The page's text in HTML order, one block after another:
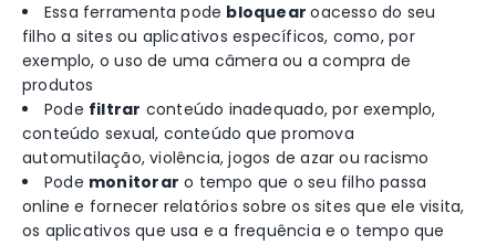
Essa ferramenta pode bloquearoacesso do seu
filho a sites ou aplicativos específicos, como, por
exemplo, o uso de uma câmera ou a compra de
produtos
Pode filtrar conteúdo inadequado, por exemplo,
conteúdo sexual, conteúdo que promova
automutilação, violência, jogos de azar ou racismo
Pode monitorar o tempo que o seu filho passa
online e fornecer relatórios sobre os sites que ele visita,
os aplicativos que usa e a frequência e o tempo que